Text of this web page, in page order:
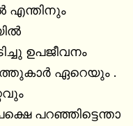
എന്തിനും
ഉപജീവനം
ഏറെയും .
പറഞ്ഞിട്ടെന്താ